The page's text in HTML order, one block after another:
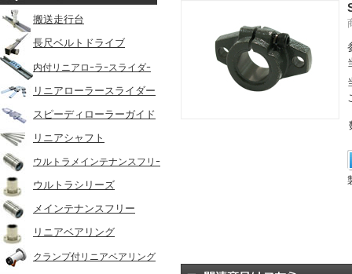
搬送走行台
長尺ベルトドライブ
内付リニアロｰラｰスライダｰ
リニアローラースライダー
スピーディローラーガイド
リニアシャフト
ウルトラメインテナンスフリｰ
ウルトラシリーズ
メインテナンスフリー
リニアベアリング
クランプ付リニアベアリング